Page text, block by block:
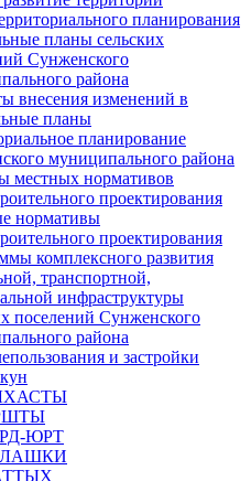
планирования
планы сельских
Сунженского
района
внесения изменений в
планы
планирование
муниципального района
местных нормативов
проектирования
нормативы
проектирования
комплексного развития
транспортной,
инфраструктуры
поселений Сунженского
района
и застройки
ЮРТ